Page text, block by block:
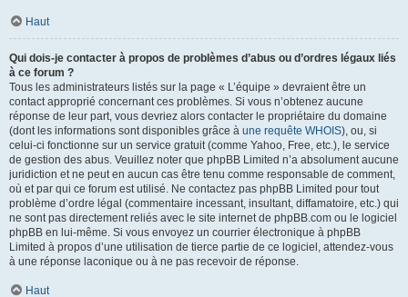
Haut
Qui dois-je contacter à propos de problèmes d’abus ou d’ordres légaux liés
à ce forum ?
Tous les administrateurs listés sur la page « L’équipe » devraient être un
contact approprié concernant ces problèmes. Si vous n’obtenez aucune
réponse de leur part, vous devriez alors contacter le propriétaire du domaine
(dont les informations sont disponibles grâce à une requête WHOIS), ou, si
celui-ci fonctionne sur un service gratuit (comme Yahoo, Free, etc.), le service
de gestion des abus. Veuillez noter que phpBB Limited n’a absolument aucune
juridiction et ne peut en aucun cas être tenu comme responsable de comment,
où et par qui ce forum est utilisé. Ne contactez pas phpBB Limited pour tout
problème d’ordre légal (commentaire incessant, insultant, diffamatoire, etc.) qui
ne sont pas directement reliés avec le site internet de phpBB.com ou le logiciel
phpBB en lui-même. Si vous envoyez un courrier électronique à phpBB
Limited à propos d’une utilisation de tierce partie de ce logiciel, attendez-vous
à une réponse laconique ou à ne pas recevoir de réponse.
Haut